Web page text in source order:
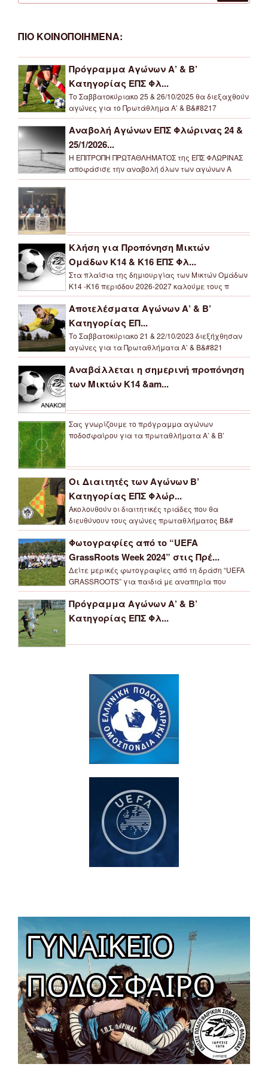
ΠΙΟ ΚΟΙΝΟΠΟΙΗΜΕΝΑ:
Πρόγραμμα Αγώνων Α’ & Β’
Κατηγορίας ΕΠΣ Φλ...
Το Σαββατοκύριακο 25 & 26/10/2025 θα διεξαχθούν
αγώνες για το Πρωτάθλημα Α’ & Β&#8217
Αναβολή Αγώνων ΕΠΣ Φλώρινας 24 &
25/1/2026...
Η ΕΠΙΤΡΟΠΗ ΠΡΩΤΑΘΛΗΜΑΤΟΣ της ΕΠΣ ΦΛΩΡΙΝΑΣ
αποφάσισε την αναβολή όλων των αγώνων Α
Κλήση για Προπόνηση Μικτών
Ομάδων Κ14 & Κ16 ΕΠΣ Φλ...
Στα πλαίσια της δημιουργίας των Μικτών Ομάδων
Κ14 -Κ16 περιόδου 2026-2027 καλούμε τους π
Αποτελέσματα Αγώνων Α’ & Β’
Κατηγορίας ΕΠ...
Το Σαββατοκύριακο 21 & 22/10/2023 διεξήχθησαν
αγώνες για τα Πρωταθλήματα Α’ & Β&#821
Αναβάλλεται η σημερινή προπόνηση
των Μικτών Κ14 &am...
Σας γνωρίζουμε το πρόγραμμα αγώνων
ποδοσφαίρου για τα πρωταθλήματα Α’ & Β’
Οι Διαιτητές των Αγώνων Β’
Κατηγορίας ΕΠΣ Φλώρ...
Ακολουθούν οι διαιτητικές τριάδες που θα
διευθύνουν τους αγώνες πρωταθλήματος Β&#
Φωτογραφίες από το “UEFA
GrassRoots Week 2024” στις Πρέ...
Δείτε μερικές φωτογραφίες από τη δράση “UEFA
GRASSROOTS” για παιδιά με αναπηρία που
Πρόγραμμα Αγώνων Α’ & Β’
Κατηγορίας ΕΠΣ Φλ...